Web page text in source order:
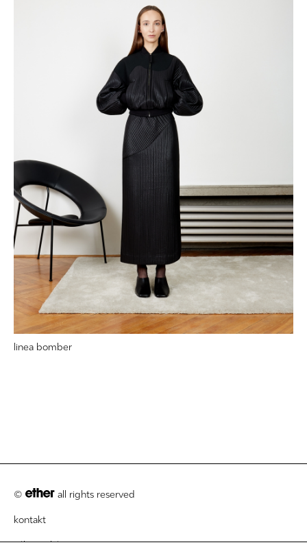
linea bomber
© all rights reserved
kontakt
zákaznický servis